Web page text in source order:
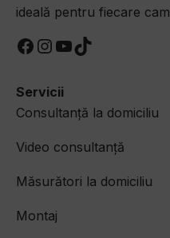
ideală pentru fiecare
Facebook
Instagram
YouTube
TikTok
Servicii
Consultanță la domiciliu
Video consultanță
Măsurători la domiciliu​
Montaj​